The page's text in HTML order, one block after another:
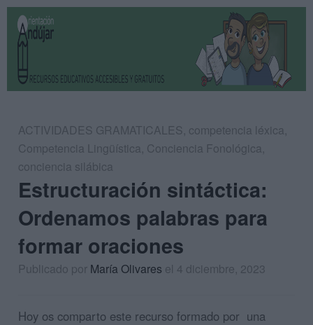
ACTIVIDADES GRAMATICALES, competencia léxica,
Competencia Lingüística, Conciencia Fonológica,
conciencia silábica
Estructuración sintáctica:
Ordenamos palabras para
formar oraciones
Publicado por María Olivares el 4 diciembre, 2023
Hoy os comparto este recurso formado por una